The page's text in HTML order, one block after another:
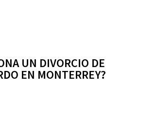
UN DIVORCIO DE
EN MONTERREY?